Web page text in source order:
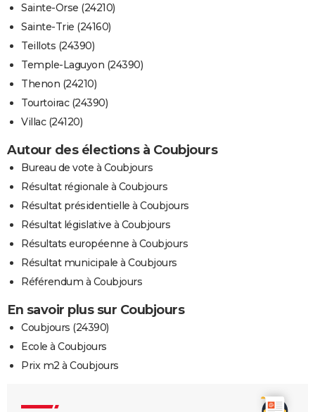
Sainte-Orse (24210)
Sainte-Trie (24160)
Teillots (24390)
Temple-Laguyon (24390)
Thenon (24210)
Tourtoirac (24390)
Villac (24120)
Autour des élections à Coubjours
Bureau de vote à Coubjours
Résultat régionale à Coubjours
Résultat présidentielle à Coubjours
Résultat législative à Coubjours
Résultats européenne à Coubjours
Résultat municipale à Coubjours
Référendum à Coubjours
En savoir plus sur Coubjours
Coubjours (24390)
Ecole à Coubjours
Prix m2 à Coubjours